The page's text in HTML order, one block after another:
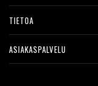
TIETOA
ASIAKASPALVELU